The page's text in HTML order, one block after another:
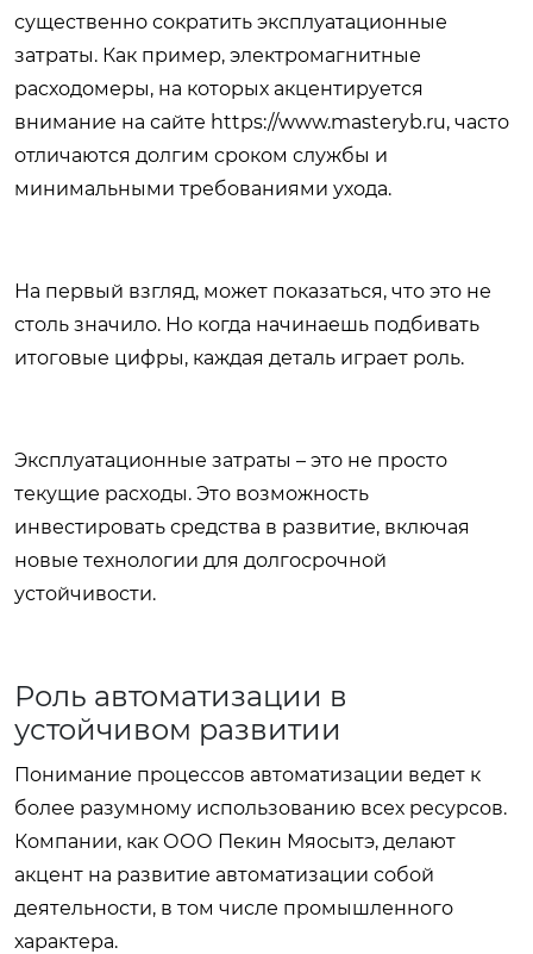
существенно сократить эксплуатационные
затраты. Как пример, электромагнитные
расходомеры, на которых акцентируется
внимание на сайте https://www.masteryb.ru, часто
отличаются долгим сроком службы и
минимальными требованиями ухода.
На первый взгляд, может показаться, что это не
столь значило. Но когда начинаешь подбивать
итоговые цифры, каждая деталь играет роль.
Эксплуатационные затраты – это не просто
текущие расходы. Это возможность
инвестировать средства в развитие, включая
новые технологии для долгосрочной
устойчивости.
Роль автоматизации в
устойчивом развитии
Понимание процессов автоматизации ведет к
более разумному использованию всех ресурсов.
Компании, как ООО Пекин Мяосытэ, делают
акцент на развитие автоматизации собой
деятельности, в том числе промышленного
характера.